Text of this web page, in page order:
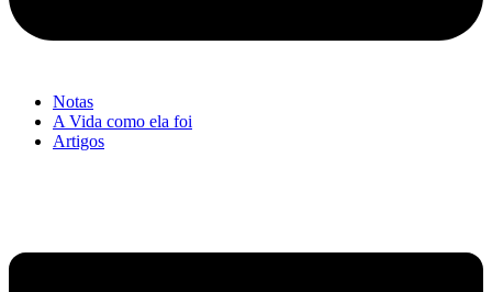
Notas
A Vida como ela foi
Artigos